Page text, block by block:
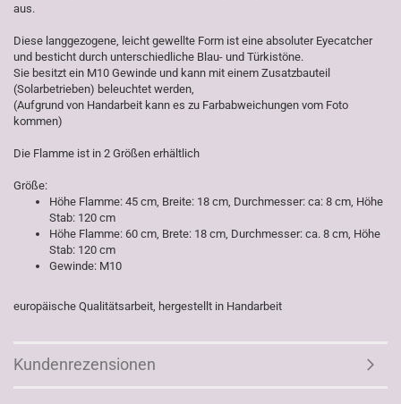
aus.
Diese langgezogene, leicht gewellte Form ist eine absoluter Eyecatcher
und besticht durch unterschiedliche Blau- und Türkistöne.
Sie besitzt ein M10 Gewinde und kann mit einem Zusatzbauteil
(Solarbetrieben) beleuchtet werden,
(Aufgrund von Handarbeit kann es zu Farbabweichungen vom Foto
kommen)
Die Flamme ist in 2 Größen erhältlich
Größe:
Höhe Flamme: 45 cm, Breite: 18 cm, Durchmesser: ca: 8 cm, Höhe
Stab: 120 cm
Höhe Flamme: 60 cm, Brete: 18 cm, Durchmesser: ca. 8 cm, Höhe
Stab: 120 cm
Gewinde: M10
europäische Qualitätsarbeit, hergestellt in Handarbeit
Kundenrezensionen